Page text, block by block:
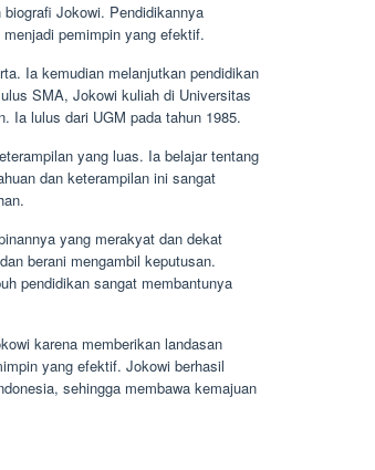
Jokowi. Pendidikannya
pemimpin yang efektif.
Ia kemudian melanjutkan pendidikan
SMA, Jokowi kuliah di Universitas
Ia lulus dari UGM pada tahun 1985.
yang luas. Ia belajar tentang
dan keterampilan ini sangat
yang merakyat dan dekat
berani mengambil keputusan.
pendidikan sangat membantunya
karena memberikan landasan
yang efektif. Jokowi berhasil
sehingga membawa kemajuan